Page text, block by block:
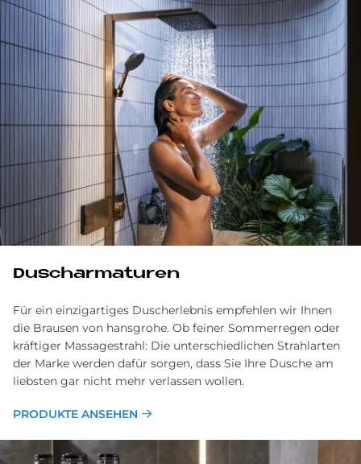
Duscharmaturen
Für ein einzigartiges Duscherlebnis empfehlen wir Ihnen
die Brausen von hansgrohe. Ob feiner Sommerregen oder
kräftiger Massagestrahl: Die unterschiedlichen Strahlarten
der Marke werden dafür sorgen, dass Sie Ihre Dusche am
liebsten gar nicht mehr verlassen wollen.
PRODUKTE ANSEHEN